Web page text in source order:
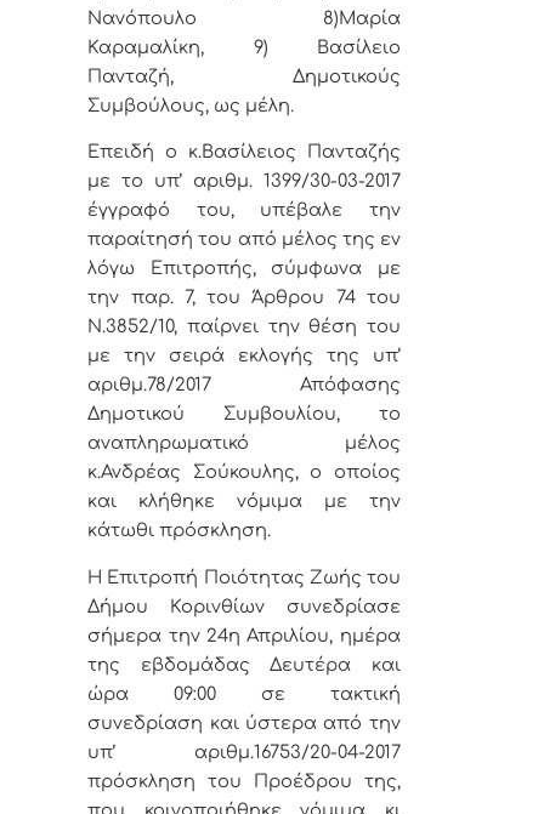
Νανόπουλο 8)Μαρία
Καραμαλίκη, 9) Βασίλειο
Πανταζή, Δημοτικούς
Συμβούλους, ως μέλη.
Επειδή ο κ.Βασίλειος Πανταζής
με το υπ’ αριθμ. 1399/30-03-2017
έγγραφό του, υπέβαλε την
παραίτησή του από μέλος της εν
λόγω Επιτροπής, σύμφωνα με
την παρ. 7, του Άρθρου 74 του
Ν.3852/10, παίρνει την θέση του
με την σειρά εκλογής της υπ’
αριθμ.78/2017 Απόφασης
Δημοτικού Συμβουλίου, το
αναπληρωματικό μέλος
κ.Ανδρέας Σούκουλης, ο οποίος
και κλήθηκε νόμιμα με την
κάτωθι πρόσκληση.
Η Επιτροπή Ποιότητας Ζωής του
Δήμου Κορινθίων συνεδρίασε
σήμερα την 24η Απριλίου, ημέρα
της εβδομάδας Δευτέρα και
ώρα 09:00 σε τακτική
συνεδρίαση και ύστερα από την
υπ’ αριθμ.16753/20-04-2017
πρόσκληση του Προέδρου της,
που κοινοποιήθηκε νόμιμα κι